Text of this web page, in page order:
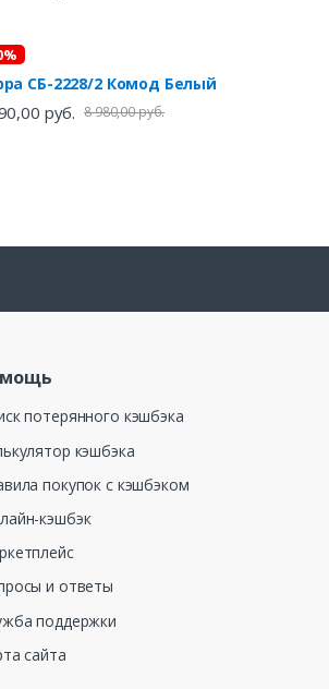
СБ-2228/2 Комод Белый
руб. 8 980,00 руб.
потерянного кэшбэка
кэшбэка
покупок с кэшбэком
кэшбэк
и ответы
поддержки
сайта